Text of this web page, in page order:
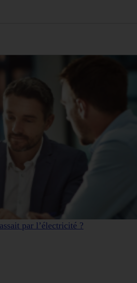
par l’électricité ?